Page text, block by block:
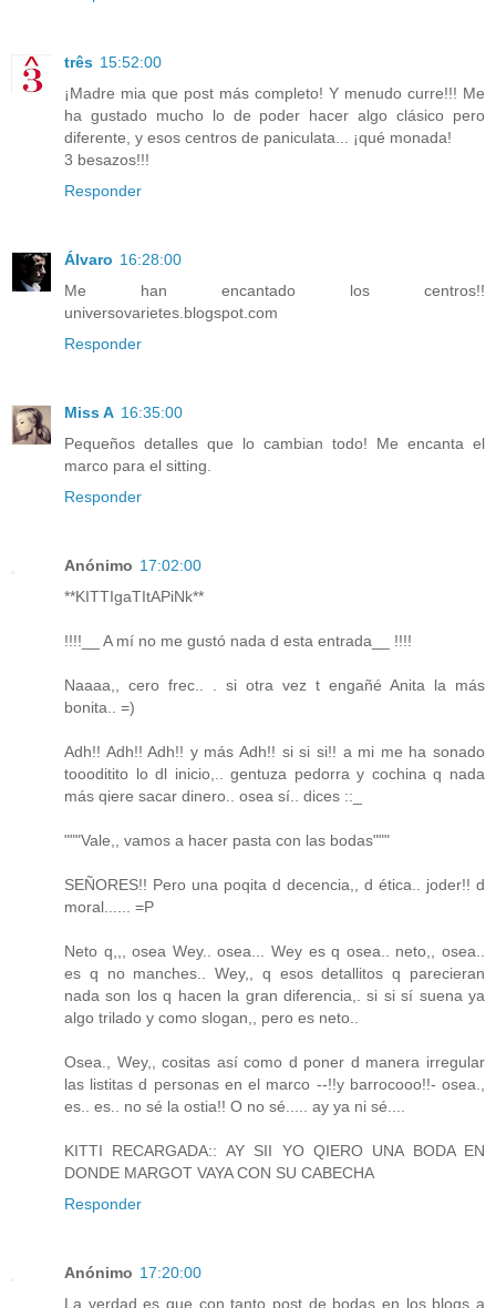
três 15:52:00
¡Madre mia que post más completo! Y menudo curre!!! Me
ha gustado mucho lo de poder hacer algo clásico pero
diferente, y esos centros de paniculata... ¡qué monada!
3 besazos!!!
Responder
Álvaro 16:28:00
Me han encantado los centros!!
universovarietes.blogspot.com
Responder
Miss A 16:35:00
Pequeños detalles que lo cambian todo! Me encanta el
marco para el sitting.
Responder
Anónimo 17:02:00
**KITTIgaTItAPiNk**
!!!!__ A mí no me gustó nada d esta entrada__ !!!!
Naaaa,, cero frec.. . si otra vez t engañé Anita la más
bonita.. =)
Adh!! Adh!! Adh!! y más Adh!! si si si!! a mi me ha sonado
toooditito lo dl inicio,.. gentuza pedorra y cochina q nada
más qiere sacar dinero.. osea sí.. dices ::_
"""Vale,, vamos a hacer pasta con las bodas"""
SEÑORES!! Pero una poqita d decencia,, d ética.. joder!! d
moral...... =P
Neto q,,, osea Wey.. osea... Wey es q osea.. neto,, osea..
es q no manches.. Wey,, q esos detallitos q parecieran
nada son los q hacen la gran diferencia,. si si sí suena ya
algo trilado y como slogan,, pero es neto..
Osea., Wey,, cositas así como d poner d manera irregular
las listitas d personas en el marco --!!y barrocooo!!- osea.,
es.. es.. no sé la ostia!! O no sé..... ay ya ni sé....
KITTI RECARGADA:: AY SII YO QIERO UNA BODA EN
DONDE MARGOT VAYA CON SU CABECHA
Responder
Anónimo 17:20:00
La verdad es que con tanto post de bodas en los blogs a